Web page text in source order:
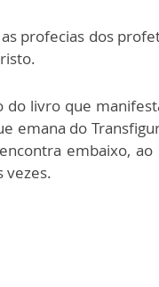
profecias dos
livro que
emana do
embaixo, ao
vezes.